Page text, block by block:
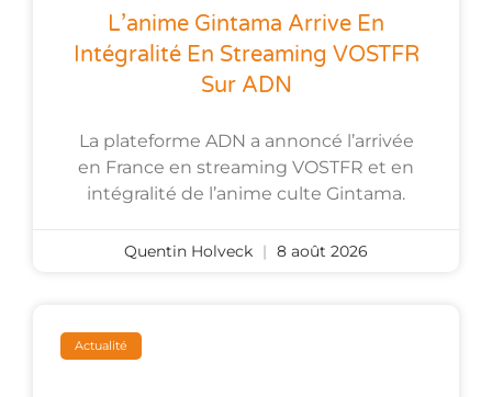
L’anime Gintama Arrive En
Intégralité En Streaming VOSTFR
Sur ADN
La plateforme ADN a annoncé l’arrivée
en France en streaming VOSTFR et en
intégralité de l’anime culte Gintama.
Quentin Holveck 8 août 2026
Actualité